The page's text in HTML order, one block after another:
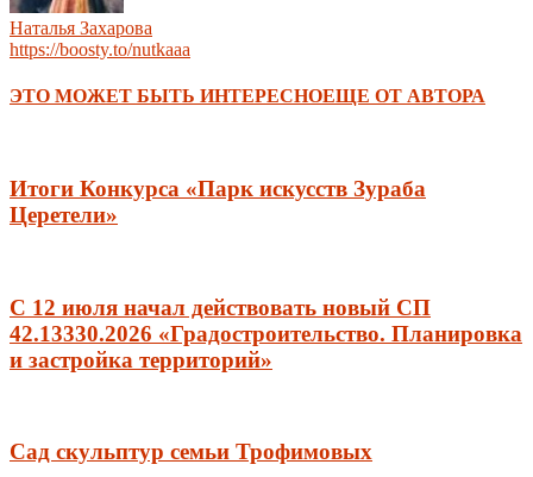
Наталья Захарова
https://boosty.to/nutkaaa
ЭТО МОЖЕТ БЫТЬ ИНТЕРЕСНОЕЩЕ ОТ АВТОРА
Итоги Конкурса «Парк искусств Зураба
Церетели»
С 12 июля начал действовать новый СП
42.13330.2026 «Градостроительство. Планировка
и застройка территорий»
Сад скульптур семьи Трофимовых